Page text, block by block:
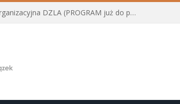
Konferencja szkoleniowo-organizacyjna DZLA (PROGRAM już do pobrania)